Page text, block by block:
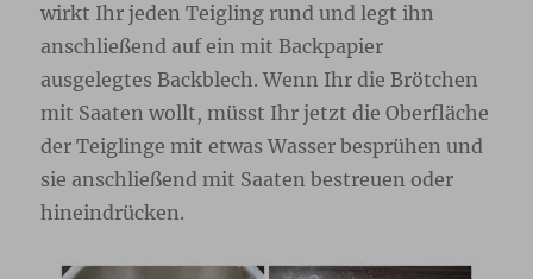
wirkt Ihr jeden Teigling rund und legt ihn
anschließend auf ein mit Backpapier
ausgelegtes Backblech. Wenn Ihr die Brötchen
mit Saaten wollt, müsst Ihr jetzt die Oberfläche
der Teiglinge mit etwas Wasser besprühen und
sie anschließend mit Saaten bestreuen oder
hineindrücken.